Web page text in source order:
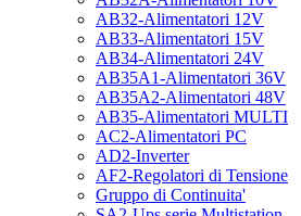
AB32-Alimentatori 12V
AB33-Alimentatori 15V
AB34-Alimentatori 24V
AB35A1-Alimentatori 36V
AB35A2-Alimentatori 48V
AB35-Alimentatori MULTI
AC2-Alimentatori PC
AD2-Inverter
AF2-Regolatori di Tensione
Gruppo di Continuita'